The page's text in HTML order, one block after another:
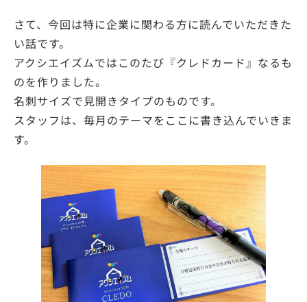
さて、今回は特に企業に関わる方に読んでいただきた
い話です。
アクシエイズムではこのたび『クレドカード』なるも
のを作りました。
名刺サイズで見開きタイプのものです。
スタッフは、毎月のテーマをここに書き込んでいきま
す。